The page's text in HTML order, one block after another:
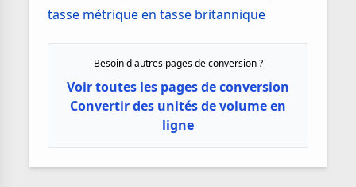
tasse métrique en tasse britannique
Besoin d'autres pages de conversion ?
Voir toutes les pages de conversion
Convertir des unités de volume en
ligne